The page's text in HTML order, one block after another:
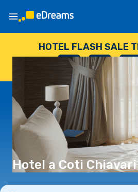
HOTEL FLASH SALE
--
GIORNI
: --
ORE
:
Hotel a Coti Chiavari